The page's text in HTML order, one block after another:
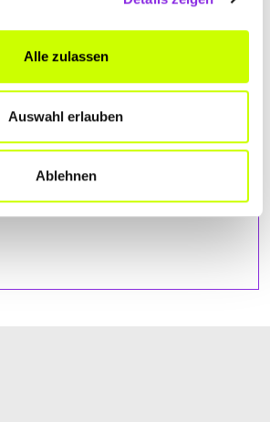
Alle zulassen
Auswahl erlauben
Ablehnen